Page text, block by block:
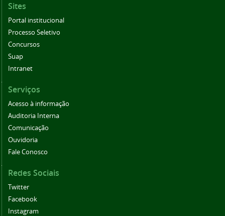
Sites
Portal institucional
Processo Seletivo
Concursos
Suap
Intranet
Serviços
Acesso à informação
Auditoria Interna
Comunicação
Ouvidoria
Fale Conosco
Redes Sociais
Twitter
Facebook
Instagram